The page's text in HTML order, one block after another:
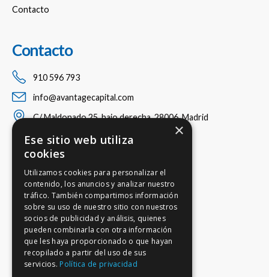
Contacto
Contacto
910 596 793
info@avantagecapital.com
C/ Maldonado 25, bajo derecha, 28006, Madrid
×
Ese sitio web utiliza
cookies
Utilizamos cookies para personalizar el
contenido, los anuncios y analizar nuestro
tráfico. También compartimos información
sobre su uso de nuestro sitio con nuestros
socios de publicidad y análisis, quienes
pueden combinarla con otra información
que les haya proporcionado o que hayan
recopilado a partir del uso de sus
servicios. Política de privacidad